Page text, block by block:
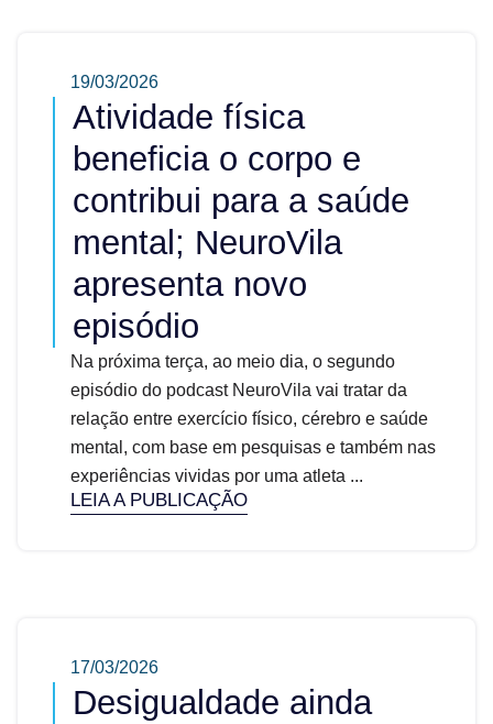
19/03/2026
Atividade física
beneficia o corpo e
contribui para a saúde
mental; NeuroVila
apresenta novo
episódio
Na próxima terça, ao meio dia, o segundo
episódio do podcast NeuroVila vai tratar da
relação entre exercício físico, cérebro e saúde
mental, com base em pesquisas e também nas
experiências vividas por uma atleta ...
LEIA A PUBLICAÇÃO
17/03/2026
Desigualdade ainda